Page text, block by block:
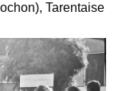
Tarentaise